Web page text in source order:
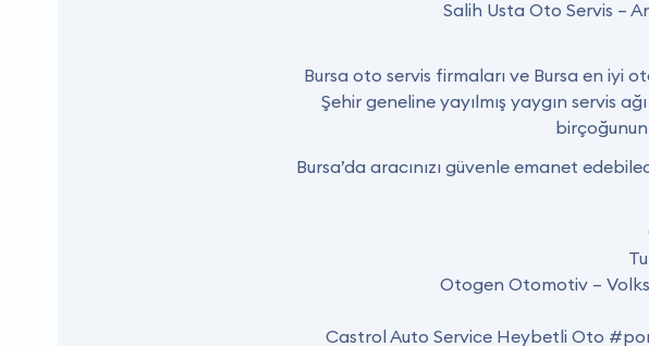
Salih Usta Oto Servis –
Bursa oto servis firmaları ve Bursa en iyi
Şehir geneline yayılmış yaygın servis
birçoğunun
Bursa’da aracınızı güvenle emanet
Otogen Otomotiv –
Castrol Auto Service Heybetli Oto